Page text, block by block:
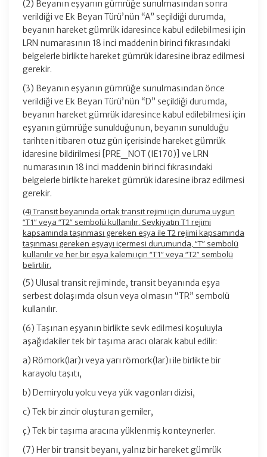
(2) Beyanın eşyanın gümrüğe sunulmasından sonra
verildiği ve Ek Beyan Türü’nün “A” seçildiği durumda,
beyanın hareket gümrük idaresince kabul edilebilmesi için
LRN numarasının 18 inci maddenin birinci fıkrasındaki
belgelerle birlikte hareket gümrük idaresine ibraz edilmesi
gerekir.
(3) Beyanın eşyanın gümrüğe sunulmasından önce
verildiği ve Ek Beyan Türü’nün “D” seçildiği durumda,
beyanın hareket gümrük idaresince kabul edilebilmesi için
eşyanın gümrüğe sunulduğunun, beyanın sunulduğu
tarihten itibaren otuz gün içerisinde hareket gümrük
idaresine bildirilmesi [PRE_NOT (IE170)] ve LRN
numarasının 18 inci maddenin birinci fıkrasındaki
belgelerle birlikte hareket gümrük idaresine ibraz edilmesi
gerekir.
(4) Transit beyanında ortak transit rejimi için duruma uygun
“T1” veya “T2” sembolü kullanılır. Sevkiyatın T1 rejimi
kapsamında taşınması gereken eşya ile T2 rejimi kapsamında
taşınması gereken eşyayı içermesi durumunda, “T” sembolü
kullanılır ve her bir eşya kalemi için “T1” veya “T2” sembolü
belirtilir.
(5) Ulusal transit rejiminde, transit beyanında eşya
serbest dolaşımda olsun veya olmasın “TR” sembolü
kullanılır.
(6) Taşınan eşyanın birlikte sevk edilmesi koşuluyla
aşağıdakiler tek bir taşıma aracı olarak kabul edilir:
a) Römork(lar)ı veya yarı römork(lar)ı ile birlikte bir
karayolu taşıtı,
b) Demiryolu yolcu veya yük vagonları dizisi,
c) Tek bir zincir oluşturan gemiler,
ç) Tek bir taşıma aracına yüklenmiş konteynerler.
(7) Her bir transit beyanı, yalnız bir hareket gümrük